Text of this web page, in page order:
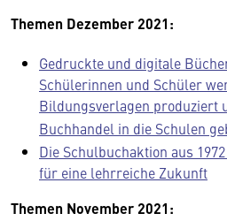
Themen Dezember 2021:
Gedruckte und digitale
Schülerinnen und Schüler
Bildungsverlagen produziert
Buchhandel in die Schulen
Die Schulbuchaktion aus
für eine lehrreiche Zukunft
Themen November 2021: